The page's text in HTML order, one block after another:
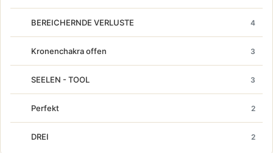
BEREICHERNDE VERLUSTE 4
Kronenchakra offen 3
SEELEN - TOOL 3
Perfekt 2
DREI 2